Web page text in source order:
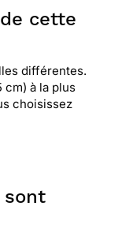
cette
différentes.
cm) à la plus
choisissez
sont